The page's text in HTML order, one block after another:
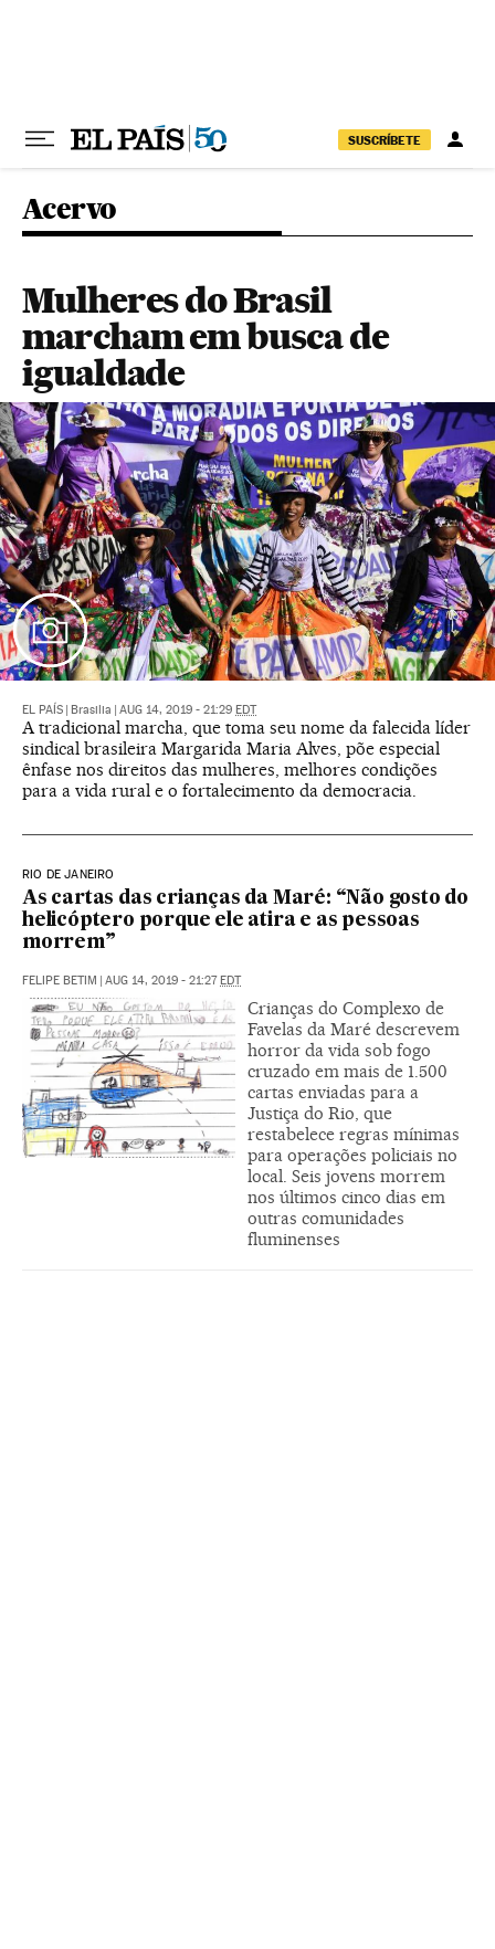
SUSCRÍBETE
Acervo
Mulheres do Brasil
marcham em busca de
igualdade
EL PAÍS Brasilia AUG 14, 2019 - 21:29 EDT
A tradicional marcha, que toma seu nome da falecida líder
sindical brasileira Margarida Maria Alves, põe especial
ênfase nos direitos das mulheres, melhores condições
para a vida rural e o fortalecimento da democracia.
RIO DE JANEIRO
As cartas das crianças da Maré: “Não gosto do
helicóptero porque ele atira e as pessoas
morrem”
FELIPE BETIM AUG 14, 2019 - 21:27 EDT
Crianças do Complexo de
Favelas da Maré descrevem
horror da vida sob fogo
cruzado em mais de 1.500
cartas enviadas para a
Justiça do Rio, que
restabelece regras mínimas
para operações policiais no
local. Seis jovens morrem
nos últimos cinco dias em
outras comunidades
fluminenses